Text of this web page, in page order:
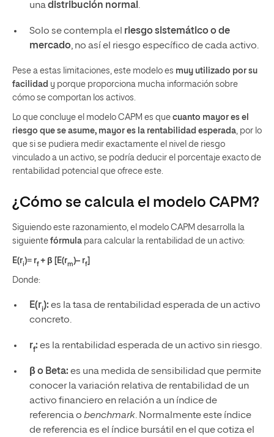
unadistribución normal .
Solo se contempla el riesgo sistemático o de
mercado, no así el riesgo específico de cada activo.
Pese a estas limitaciones, este modelo es muy utilizado por su
facilidad y porque proporciona mucha información sobre
cómo se comportan los activos.
Lo que concluye el modelo CAPM es que cuanto mayor es el
riesgo que se asume, mayor es la rentabilidad esperada, por lo
que si se pudiera medir exactamente el nivel de riesgo
vinculado a un activo, se podría deducir el porcentaje exacto de
rentabilidad potencial que ofrece este.
¿Cómo se calcula el modelo CAPM?
Siguiendo este razonamiento, el modelo CAPM desarrolla la
siguiente fórmula para calcular la rentabilidad de un activo:
E(ri )= rf + β [E(rm )– rf
Donde:
E(ri): es la tasa de rentabilidad esperada de un activo
concreto.
rf: es la rentabilidad esperada de un activo sin riesgo.
β o Beta: es una medida de sensibilidad que permite
conocer la variación relativa de rentabilidad de un
activo financiero en relación a un índice de
referencia o benchmark. Normalmente este índice
de referencia es el índice bursátil en el que cotiza el